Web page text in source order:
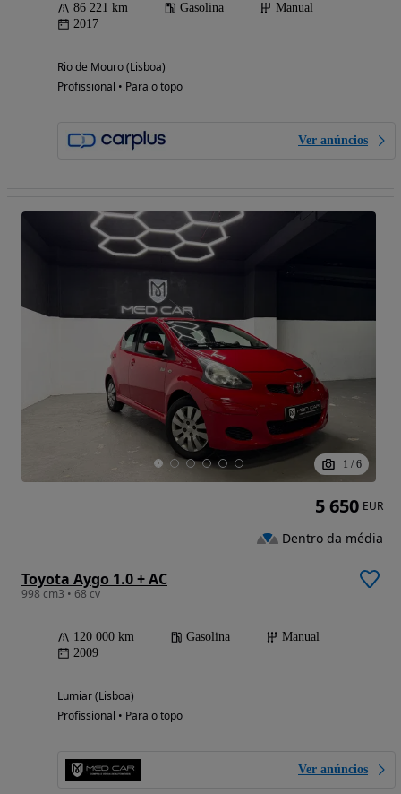
86 221 km Gasolina
Manual
2017
Rio de Mouro (Lisboa)
Profissional • Para o topo
Ver anúncios
1 / 6
Toyota Aygo 1.0 + AC
998 cm3 • 68 cv
120 000 km Gasolina
Manual
2009
Lumiar (Lisboa)
Profissional • Para o topo
Ver anúncios
5 650 EUR
Dentro da média